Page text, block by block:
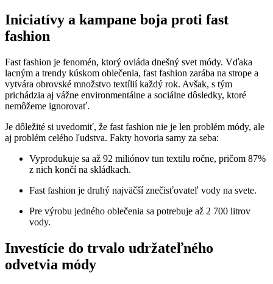
Iniciatívy a kampane boja proti fast
fashion
Fast fashion je fenomén, ktorý ovláda dnešný svet módy. Vďaka
lacným a trendy kúskom oblečenia, fast fashion zarába na strope a
vytvára obrovské množstvo textílií každý rok. Avšak, s tým
prichádzia aj vážne environmentálne a sociálne dôsledky, ktoré
nemôžeme ignorovať.
Je dôležité si uvedomiť, že fast fashion nie je len problém módy, ale
aj problém celého ľudstva. Fakty hovoria samy za seba:
Vyprodukuje sa až 92 miliónov tun textilu ročne, pričom 87%
z nich končí na skládkach.
Fast fashion je druhý najväčší znečisťovateľ vody na svete.
Pre výrobu jedného oblečenia sa potrebuje až 2 700 litrov
vody.
Investície do trvalo udržateľného
odvetvia módy